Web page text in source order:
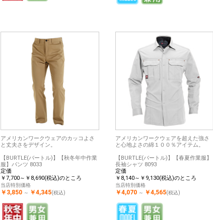
アメリカンワークウェアのカッコよさ
と丈夫さをデザイン。
【BURTLE(バートル)】【秋冬年中作業
服】パンツ 8033
定価
￥7,700～￥8,690(税込)のところ
当店特別価格
￥3,850 ～ ￥4,345(税込)
アメリカンワークウェアを超えた強さ
と心地よさの綿１００％アイテム。
【BURTLE(バートル)】【春夏作業服】
長袖シャツ 8093
定価
￥8,140～￥9,130(税込)のところ
当店特別価格
￥4,070 ～ ￥4,565(税込)